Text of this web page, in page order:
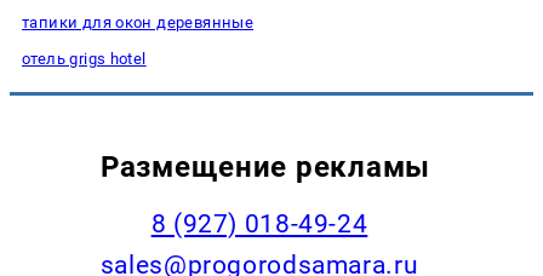
тапики для окон деревянные
отель grigs hotel
Размещение рекламы
8 (927) 018-49-24
sales@progorodsamara.ru